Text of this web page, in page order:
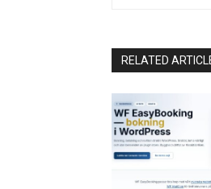
RELATED